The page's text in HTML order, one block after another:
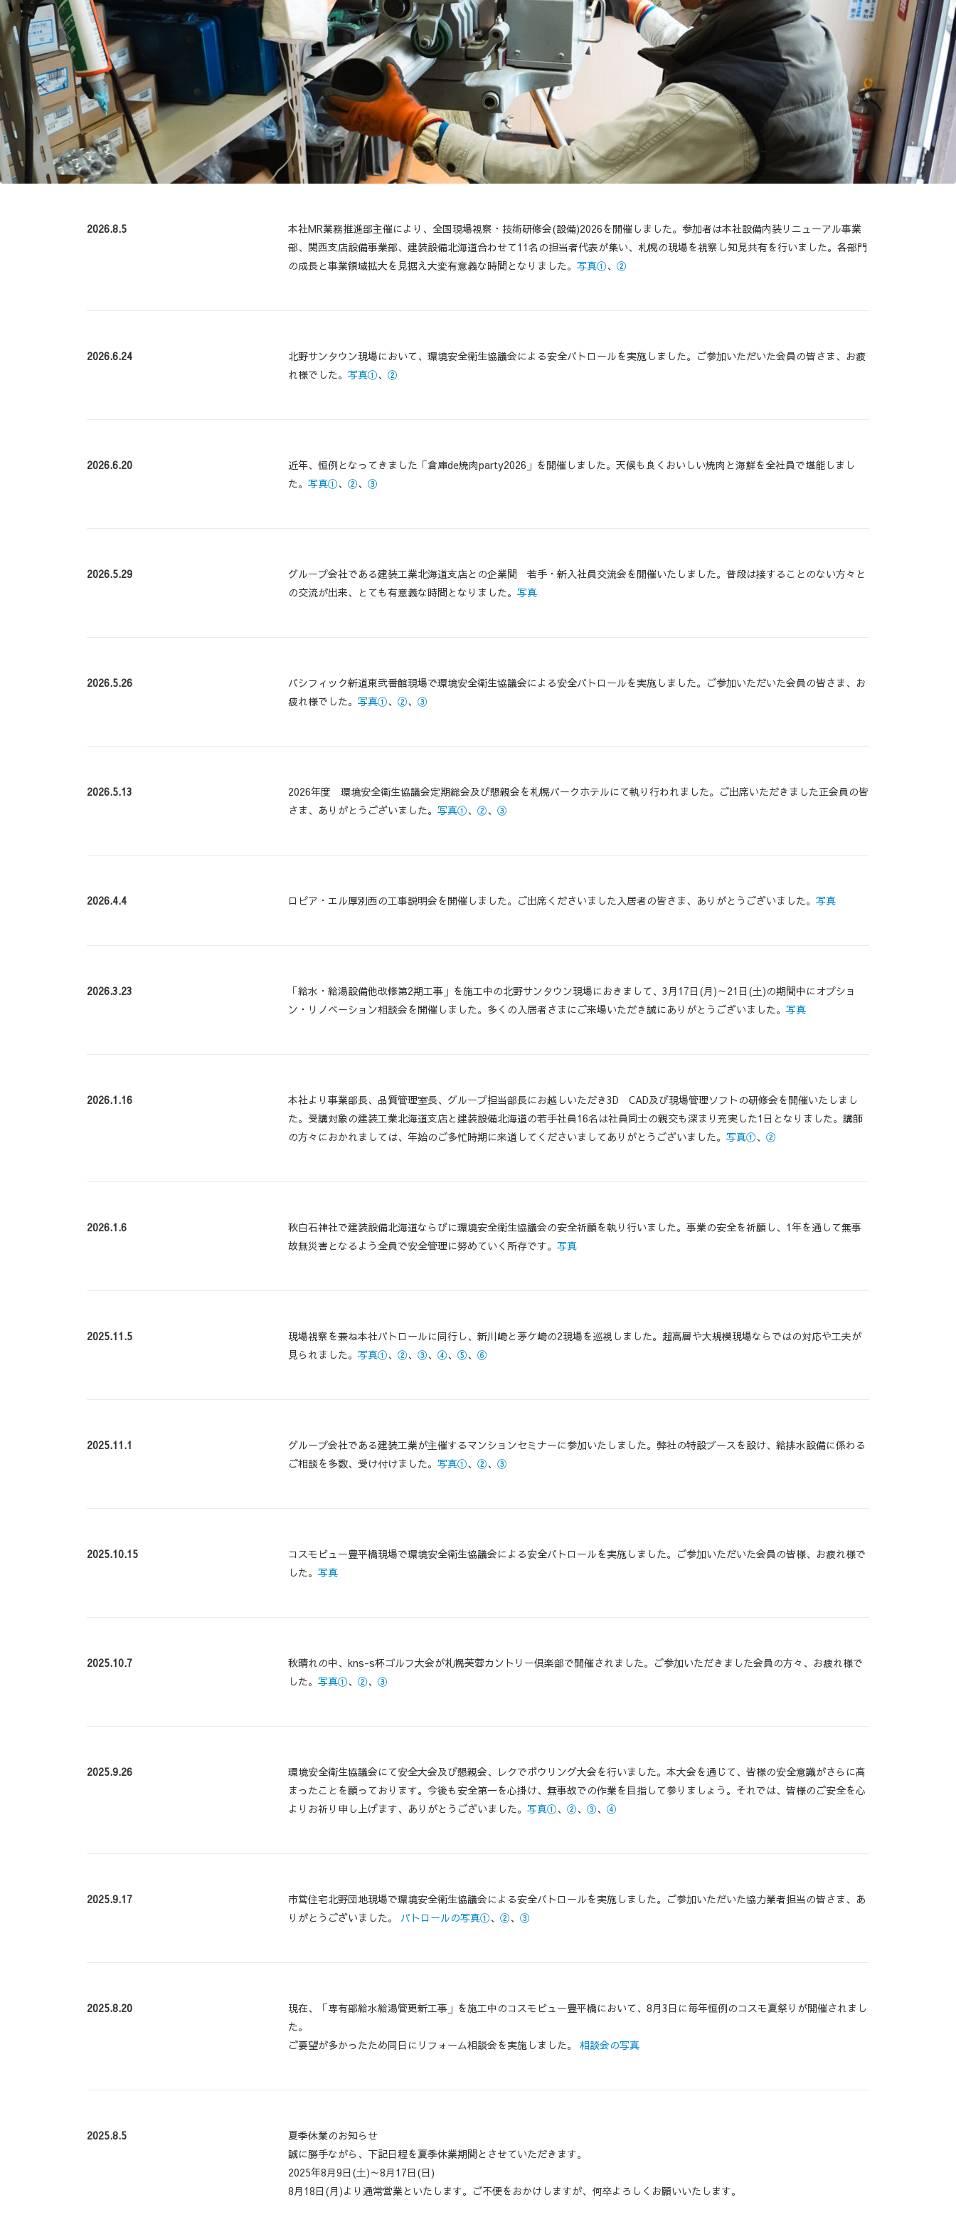
2026.8.5
本社MR業務推進部主催により、全国現場視察・技術研修会(設備)2026を開催しました。参加者は本社設備内装リニューアル事業
部、関西支店設備事業部、建装設備北海道合わせて11名の担当者代表が集い、札幌の現場を視察し知見共有を行いました。各部門
の成長と事業領域拡大を見据え大変有意義な時間となりました。 写真①、 ②
2026.6.24
北野サンタウン現場において、環境安全衛生協議会による安全パトロールを実施しました。ご参加いただいた会員の皆さま、お疲
れ様でした。 写真①、 ②
2026.6.20
近年、恒例となってきました「倉庫de焼肉party2026」を開催しました。天候も良くおいしい焼肉と海鮮を全社員で堪能しまし
た。 写真①、 ②、 ③
2026.5.29
グループ会社である建装工業北海道支店との企業間 若手・新入社員交流会を開催いたしました。普段は接することのない方々と
の交流が出来、とても有意義な時間となりました。 写真
2026.5.26
パシフィック新道東弐番館現場で環境安全衛生協議会による安全パトロールを実施しました。ご参加いただいた会員の皆さま、お
疲れ様でした。 写真①、 ②、 ③
2026.5.13
2026年度 環境安全衛生協議会定期総会及び懇親会を札幌パークホテルにて執り行われました。ご出席いただきました正会員の皆
さま、ありがとうございました。 写真①、 ②、 ③
2026.4.4 ロピア・エル厚別西の工事説明会を開催しました。ご出席くださいました入居者の皆さま、ありがとうございました。 写真
2026.3.23
「給水・給湯設備他改修第2期工事」を施工中の北野サンタウン現場におきまして、3月17日(月)～21日(土)の期間中にオプショ
ン・リノベーション相談会を開催しました。多くの入居者さまにご来場いただき誠にありがとうございました。 写真
2026.1.16
本社より事業部長、品質管理室長、グループ担当部長にお越しいただき3D CAD及び現場管理ソフトの研修会を開催いたしまし
た。受講対象の建装工業北海道支店と建装設備北海道の若手社員16名は社員同士の親交も深まり充実した1日となりました。講師
の方々におかれましては、年始のご多忙時期に来道してくださいましてありがとうございました。 写真①、 ②
2026.1.6
秋白石神社で建装設備北海道ならびに環境安全衛生協議会の安全祈願を執り行いました。事業の安全を祈願し、1年を通して無事
故無災害となるよう全員で安全管理に努めていく所存です。 写真
2025.11.5
現場視察を兼ね本社パトロールに同行し、新川崎と茅ケ崎の2現場を巡視しました。超高層や大規模現場ならではの対応や工夫が
見られました。 写真①、 ②、 ③、 ④、 ⑤、 ⑥
2025.11.1
グループ会社である建装工業が主催するマンションセミナーに参加いたしました。弊社の特設ブースを設け、給排水設備に係わる
ご相談を多数、受け付けました。 写真①、 ②、 ③
2025.10.15
コスモビュー豊平橋現場で環境安全衛生協議会による安全パトロールを実施しました。ご参加いただいた会員の皆様、お疲れ様で
した。 写真
2025.10.7
秋晴れの中、kns-s杯ゴルフ大会が札幌芙蓉カントリー倶楽部で開催されました。ご参加いただきました会員の方々、お疲れ様で
した。 写真①、 ②、 ③
2025.9.26
環境安全衛生協議会にて安全大会及び懇親会、レクでボウリング大会を行いました。本大会を通じて、皆様の安全意識がさらに高
まったことを願っております。今後も安全第一を心掛け、無事故での作業を目指して参りましょう。それでは、皆様のご安全を心
よりお祈り申し上げます、ありがとうございました。 写真①、 ②、 ③、 ④
2025.9.17
市営住宅北野団地現場で環境安全衛生協議会による安全パトロールを実施しました。ご参加いただいた協力業者担当の皆さま、あ
りがとうございました。 パトロールの写真①、 ②、 ③
2025.8.20
現在、「専有部給水給湯管更新工事」を施工中のコスモビュー豊平橋において、8月3日に毎年恒例のコスモ夏祭りが開催されまし
た。
ご要望が多かったため同日にリフォーム相談会を実施しました。 相談会の写真
2025.8.5
夏季休業のお知らせ
誠に勝手ながら、下記日程を夏季休業期間とさせていただきます。
2025年8月9日(土)～8月17日(日)
8月18日(月)より通常営業といたします。ご不便をおかけしますが、何卒よろしくお願いいたします。